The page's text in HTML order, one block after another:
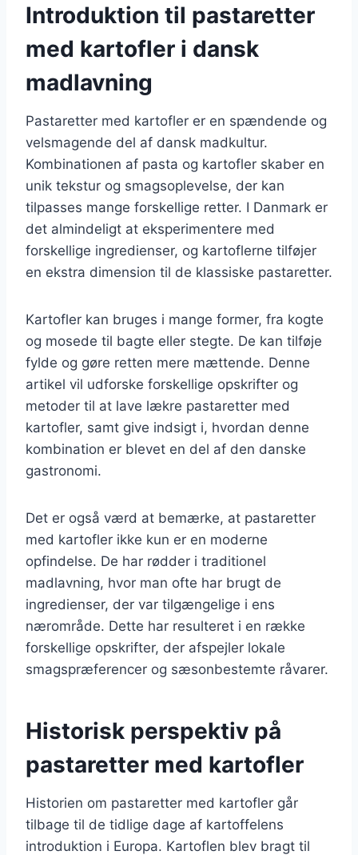
Introduktion til pastaretter
med kartofler i dansk
madlavning
Pastaretter med kartofler er en spændende og
velsmagende del af dansk madkultur.
Kombinationen af pasta og kartofler skaber en
unik tekstur og smagsoplevelse, der kan
tilpasses mange forskellige retter. I Danmark er
det almindeligt at eksperimentere med
forskellige ingredienser, og kartoflerne tilføjer
en ekstra dimension til de klassiske pastaretter.
Kartofler kan bruges i mange former, fra kogte
og mosede til bagte eller stegte. De kan tilføje
fylde og gøre retten mere mættende. Denne
artikel vil udforske forskellige opskrifter og
metoder til at lave lækre pastaretter med
kartofler, samt give indsigt i, hvordan denne
kombination er blevet en del af den danske
gastronomi.
Det er også værd at bemærke, at pastaretter
med kartofler ikke kun er en moderne
opfindelse. De har rødder i traditionel
madlavning, hvor man ofte har brugt de
ingredienser, der var tilgængelige i ens
nærområde. Dette har resulteret i en række
forskellige opskrifter, der afspejler lokale
smagspræferencer og sæsonbestemte råvarer.
Historisk perspektiv på
pastaretter med kartofler
Historien om pastaretter med kartofler går
tilbage til de tidlige dage af kartoffelens
introduktion i Europa. Kartoflen blev bragt til